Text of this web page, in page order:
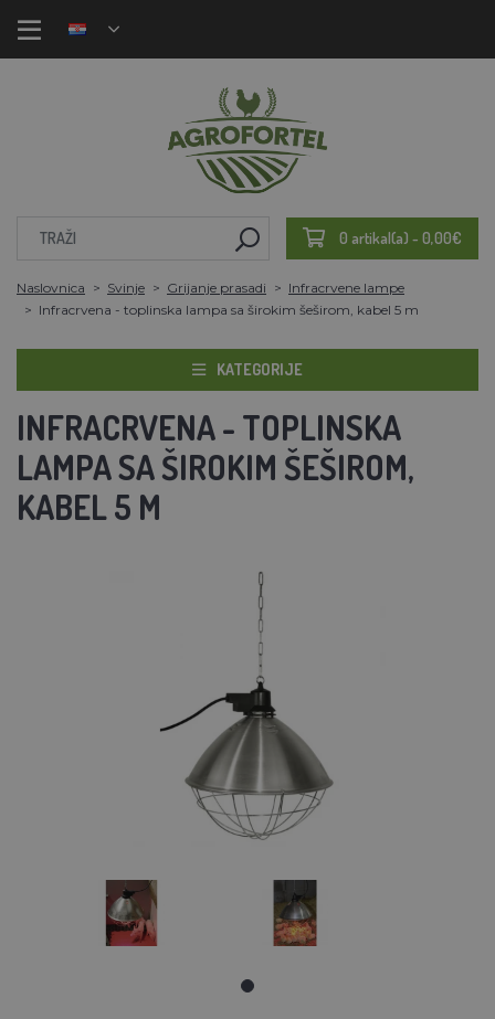
0 artikal(a) - 0,00€
Naslovnica Svinje Grijanje prasadi
Infracrvene lampe
Infracrvena - toplinska lampa sa širokim šeširom, kabel 5 m
KATEGORIJE
INFRACRVENA - TOPLINSKA
LAMPA SA ŠIROKIM ŠEŠIROM,
KABEL 5 M